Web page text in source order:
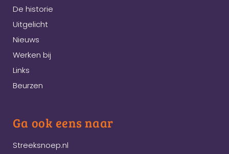
De historie
Uitgelicht
Nieuws
Werken bij
Links
Beurzen
Ga ook eens naar
Streeksnoep.nl